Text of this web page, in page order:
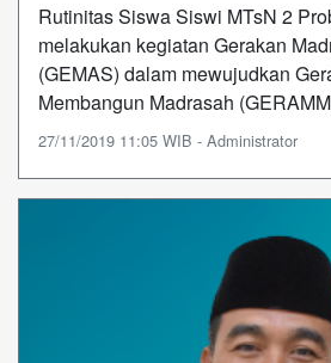
Rutinitas Siswa Siswi MTsN 2
melakukan kegiatan Gerakan
(GEMAS) dalam mewujudkan
Membangun Madrasah
27/11/2019 11:05 WIB - Administrator